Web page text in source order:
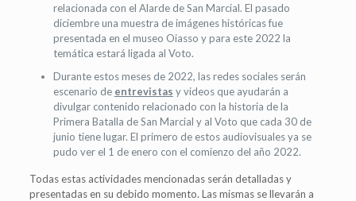
relacionada con el Alarde de San Marcial. El pasado
diciembre una muestra de imágenes históricas fue
presentada en el museo Oiasso y para este 2022 la
temática estará ligada al Voto.
Durante estos meses de 2022, las redes sociales serán
escenario de entrevistas y videos que ayudarán a
divulgar contenido relacionado con la historia de la
Primera Batalla de San Marcial y al Voto que cada 30 de
junio tiene lugar. El primero de estos audiovisuales ya se
pudo ver el 1 de enero con el comienzo del año 2022.
Todas estas actividades mencionadas serán detalladas y
presentadas en su debido momento. Las mismas se llevarán a